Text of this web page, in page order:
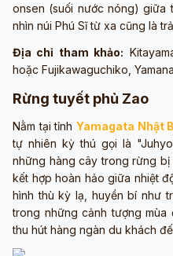
onsen (suối nước nóng) giữa
nhìn núi Phú Sĩ từ xa cũng là
Địa chỉ tham khảo:
hoặc Fujikawaguchiko,
Rừng tuyết phủ Zao
Nằm tại tỉnh Yamagata Nhật
tự nhiên kỳ thú gọi là
những hàng cây trong rừng
kết hợp hoàn hảo giữa nhiệt
hình thù kỳ lạ, huyền bí như
trong những cảnh tượng mùa
thu hút hàng ngàn du khách